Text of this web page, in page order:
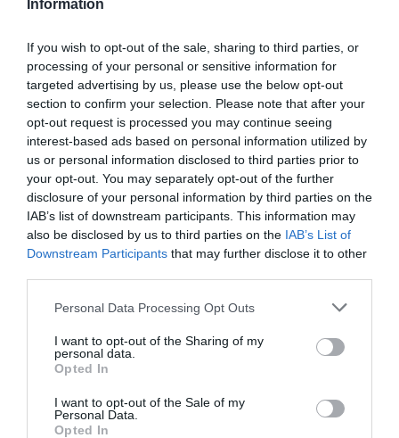
Information
If you wish to opt-out of the sale, sharing to third parties, or
processing of your personal or sensitive information for
targeted advertising by us, please use the below opt-out
section to confirm your selection. Please note that after your
opt-out request is processed you may continue seeing
interest-based ads based on personal information utilized by
us or personal information disclosed to third parties prior to
your opt-out. You may separately opt-out of the further
disclosure of your personal information by third parties on the
IAB’s list of downstream participants. This information may
also be disclosed by us to third parties on the IAB’s List of
Downstream Participants that may further disclose it to other
Personal Data Processing Opt Outs
I want to opt-out of the Sharing of my
personal data.
Opted In
I want to opt-out of the Sale of my
Personal Data.
Opted In
týchto kolies.
0.0
0% zákazníkov odporúča produkt